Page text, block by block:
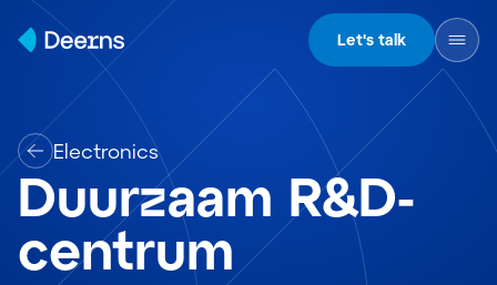
Skip to content
Let's talk
Electronics
Duurzaam R&D-
centrum